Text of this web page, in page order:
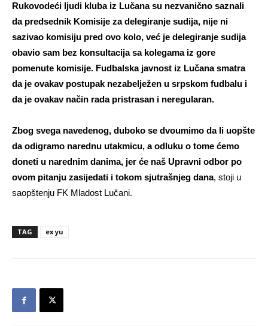
Rukovodeći ljudi kluba iz Lučana su nezvanično saznali
da predsednik Komisije za delegiranje sudija, nije ni
sazivao komisiju pred ovo kolo, već je delegiranje sudija
obavio sam bez konsultacija sa kolegama iz gore
pomenute komisije. Fudbalska javnost iz Lučana smatra
da je ovakav postupak nezabelježen u srpskom fudbalu i
da je ovakav način rada pristrasan i neregularan.
Zbog svega navedenog, duboko se dvoumimo da li uopšte
da odigramo narednu utakmicu, a odluku o tome ćemo
doneti u narednim danima, jer će naš Upravni odbor po
ovom pitanju zasijedati i tokom sjutrašnjeg dana, stoji u
saopštenju FK Mladost Lučani.
TAG ex yu